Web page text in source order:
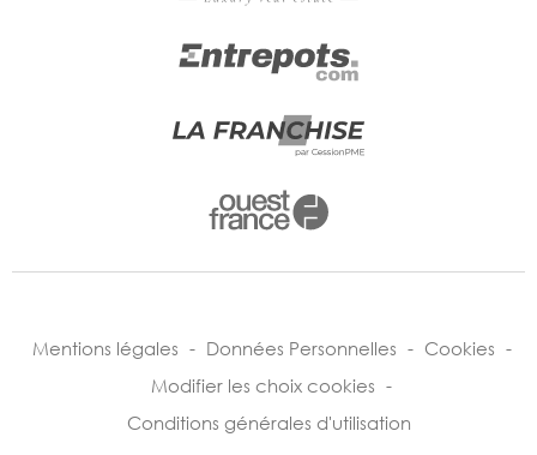
Mentions légales - Données Personnelles - Cookies -
Modifier les choix cookies -
Conditions générales d'utilisation